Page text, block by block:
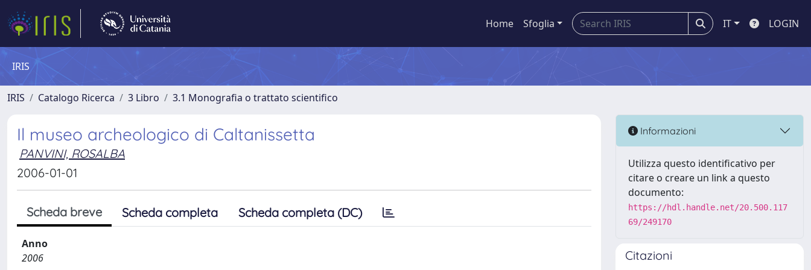
Home Sfoglia IT LOGIN
IRIS
IRIS Catalogo Ricerca 3 Libro 3.1 Monografia o trattato scientifico
Il museo archeologico di Caltanissetta
PANVINI, ROSALBA
2006-01-01
Scheda breve Scheda completa Scheda completa (DC)
Anno
2006
Informazioni
Utilizza questo identificativo per
citare o creare un link a questo
documento:
https://hdl.handle.net/20.500.117
69/249170
Citazioni